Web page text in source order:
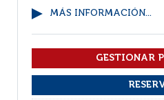
MÁS INFORMACIÓN...